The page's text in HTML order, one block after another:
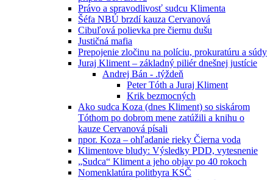
Právo a spravodlivosť sudcu Klimenta
Šéfa NBÚ brzdí kauza Cervanová
Cibuľová polievka pre čiernu dušu
Justičná mafia
Prepojenie zločinu na políciu, prokuratúru a súdy
Juraj Kliment – základný piliér dnešnej justície
Andrej Bán - .týždeň
Peter Tóth a Juraj Kliment
Krik bezmocných
Ako sudca Koza (dnes Kliment) so siskárom
Tóthom po dobrom mene zatúžili a knihu o
kauze Cervanová písali
npor. Koza – ohľadanie rieky Čierna voda
Klimentove bludy: Výsledky PDD, vytesnenie
„Sudca“ Kliment a jeho objav po 40 rokoch
Nomenklatúra politbyra KSČ